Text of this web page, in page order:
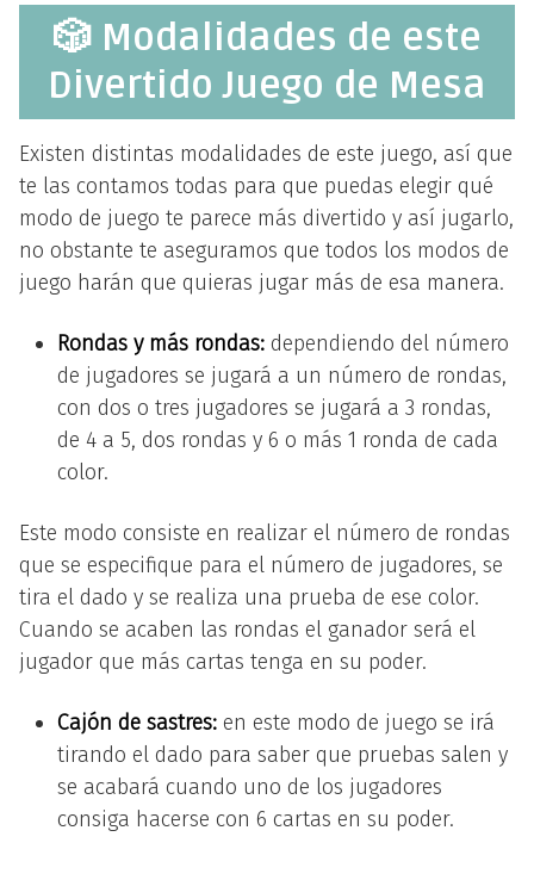
🎲 Modalidades de este
Divertido Juego de Mesa
Existen distintas modalidades de este juego, así que
te las contamos todas para que puedas elegir qué
modo de juego te parece más divertido y así jugarlo,
no obstante te aseguramos que todos los modos de
juego harán que quieras jugar más de esa manera.
Rondas y más rondas: dependiendo del número
de jugadores se jugará a un número de rondas,
con dos o tres jugadores se jugará a 3 rondas,
de 4 a 5, dos rondas y 6 o más 1 ronda de cada
color.
Este modo consiste en realizar el número de rondas
que se especifique para el número de jugadores, se
tira el dado y se realiza una prueba de ese color.
Cuando se acaben las rondas el ganador será el
jugador que más cartas tenga en su poder.
Cajón de sastres: en este modo de juego se irá
tirando el dado para saber que pruebas salen y
se acabará cuando uno de los jugadores
consiga hacerse con 6 cartas en su poder.